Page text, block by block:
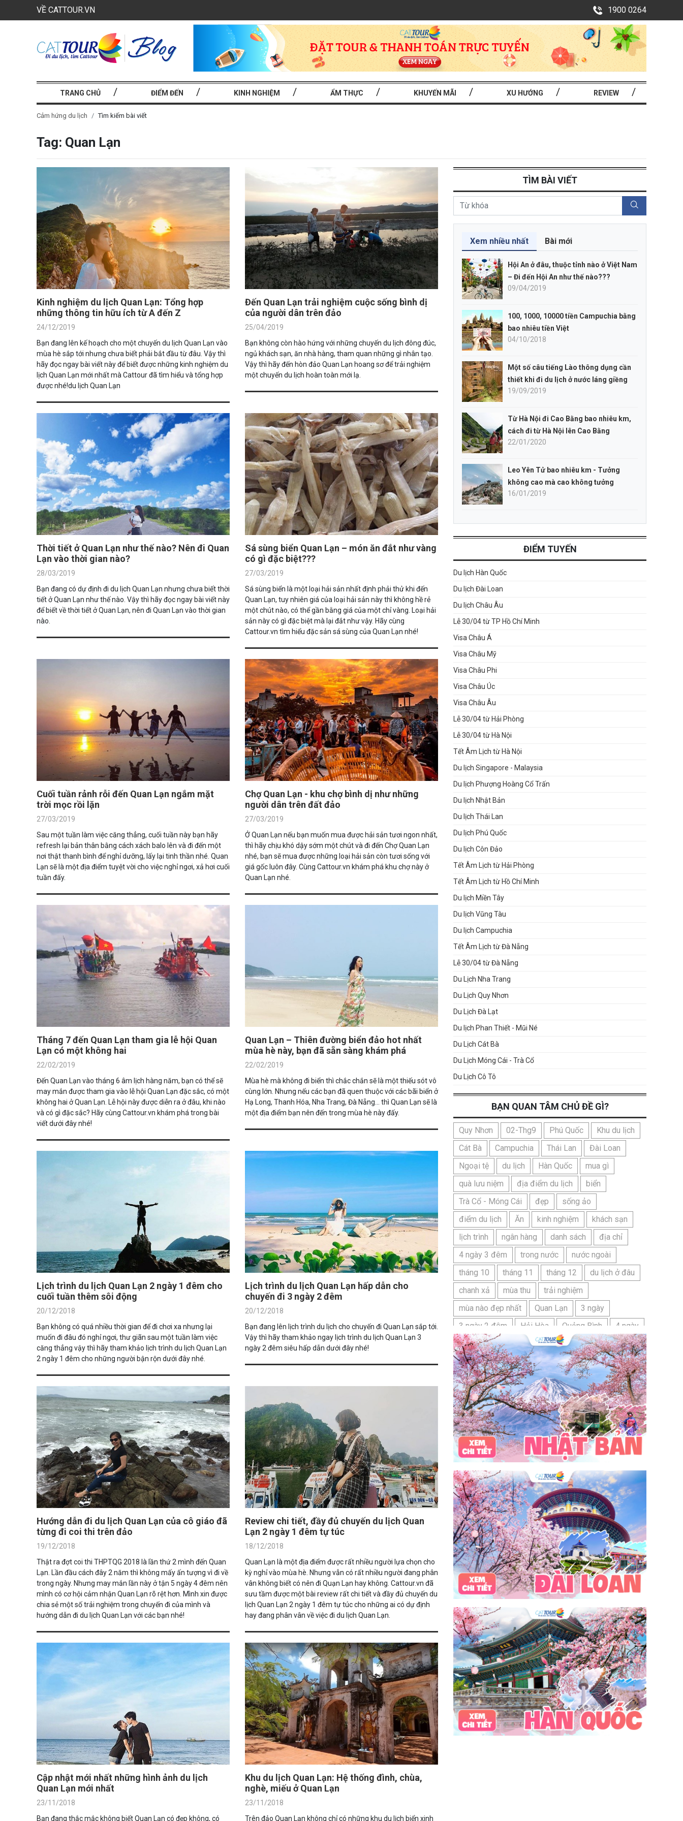
VỀ CATTOUR.VN 1900 0264
TRANG CHỦ ĐIỂM ĐẾN KINH NGHIỆM ẨM THỰC KHUYẾN MÃI XU HƯỚNG REVIEW
Cảm hứng du lịch Tìm kiếm bài viết
Tag: Quan Lạn
Kinh nghiệm du lịch Quan Lạn: Tổng hợp
những thông tin hữu ích từ A đến Z
24/12/2019
Bạn đang lên kế hoạch cho một chuyến du lịch Quan Lạn vào
mùa hè sắp tới nhưng chưa biết phải bắt đầu từ đâu. Vậy thì
hãy đọc ngay bài viết này để biết được những kinh nghiệm du
lịch Quan Lạn mới nhất mà Cattour đã tìm hiểu và tổng hợp
được nhé!du lịch Quan Lạn
Đến Quan Lạn trải nghiệm cuộc sống bình dị
của người dân trên đảo
25/04/2019
Bạn không còn hào hứng với những chuyến du lịch đông đúc,
ngủ khách sạn, ăn nhà hàng, tham quan những gì nhân tạo.
Vậy thì hãy đến hòn đảo Quan Lạn hoang sơ để trải nghiệm
một chuyến du lịch hoàn toàn mới lạ.
Thời tiết ở Quan Lạn như thế nào? Nên đi Quan
Lạn vào thời gian nào?
28/03/2019
Bạn đang có dự định đi du lịch Quan Lạn nhưng chưa biết thời
tiết ở Quan Lạn như thế nào. Vậy thì hãy đọc ngay bài viết này
để biết về thời tiết ở Quan Lạn, nên đi Quan Lạn vào thời gian
nào.
Sá sùng biển Quan Lạn – món ăn đắt như vàng
có gì đặc biệt???
27/03/2019
Sá sùng biển là một loại hải sản nhất định phải thử khi đến
Quan Lạn, tuy nhiên giá của loại hải sản này thì không hề rẻ
một chút nào, có thể gần bằng giá của một chỉ vàng. Loại hải
sản này có gì đặc biệt mà lại đắt như vậy. Hãy cùng
Cattour.vn tìm hiểu đặc sản sá sùng của Quan Lạn nhé!
Cuối tuần rảnh rỗi đến Quan Lạn ngắm mặt
trời mọc rồi lặn
27/03/2019
Sau một tuần làm việc căng thẳng, cuối tuần này bạn hãy
refresh lại bản thân bằng cách xách balo lên và đi đến một
nơi thật thanh bình để nghỉ dưỡng, lấy lại tinh thần nhé. Quan
Lạn sẽ là một địa điểm tuyệt vời cho việc nghỉ ngơi, xả hơi cuối
tuần đấy.
Chợ Quan Lạn - khu chợ bình dị như những
người dân trên đất đảo
27/03/2019
Ở Quan Lạn nếu bạn muốn mua được hải sản tươi ngon nhất,
thì hãy chịu khó dậy sớm một chút và đi đến Chợ Quan Lạn
nhé, bạn sẽ mua được những loại hải sản còn tươi sống với
giá gốc luôn đây. Cùng Cattour.vn khám phá khu chợ này ở
Quan Lạn nhé.
Tháng 7 đến Quan Lạn tham gia lễ hội Quan
Lạn có một không hai
22/02/2019
Đến Quan Lạn vào tháng 6 âm lịch hàng năm, bạn có thể sẽ
may mắn được tham gia vào lễ hội Quan Lạn đặc sắc, có một
không hai ở Quan Lạn. Lễ hội này được diễn ra ở đâu, khi nào
và có gì đặc sắc? Hãy cùng Cattour.vn khám phá trong bài
viết dưới đây nhé!
Quan Lạn – Thiên đường biển đảo hot nhất
mùa hè này, bạn đã sẵn sàng khám phá
22/02/2019
Mùa hè mà không đi biển thì chắc chắn sẽ là một thiếu sót vô
cùng lớn. Nhưng nếu các bạn đã quen thuộc với các bãi biển ở
Hạ Long, Thanh Hóa, Nha Trang, Đà Nẵng... thì Quan Lạn sẽ là
một địa điểm bạn nên đến trong mùa hè này đấy.
Lịch trình du lịch Quan Lạn 2 ngày 1 đêm cho
cuối tuần thêm sôi động
20/12/2018
Bạn không có quá nhiều thời gian để đi chơi xa nhưng lại
muốn đi đâu đó nghỉ ngơi, thư giãn sau một tuần làm việc
căng thẳng vậy thì hãy tham khảo lịch trình du lịch Quan Lạn
2 ngày 1 đêm cho những người bận rộn dưới đây nhé.
Lịch trình du lịch Quan Lạn hấp dẫn cho
chuyến đi 3 ngày 2 đêm
20/12/2018
Bạn đang lên lịch trình du lịch cho chuyến đi Quan Lạn sắp tới.
Vậy thì hãy tham khảo ngay lịch trình du lịch Quan Lạn 3
ngày 2 đêm siêu hấp dẫn dưới đây nhé!
Hướng dẫn đi du lịch Quan Lạn của cô giáo đã
từng đi coi thi trên đảo
19/12/2018
Thật ra đợt coi thi THPTQG 2018 là lần thứ 2 mình đến Quan
Lạn. Lần đầu cách đây 2 năm thì không mấy ấn tượng vì đi về
trong ngày. Nhưng may mắn lần này ở tận 5 ngày 4 đêm nên
mình có cơ hội cảm nhận Quan Lạn rõ rệt hơn. Mình xin được
chia sẻ một số trải nghiệm trong chuyến đi của mình và
hướng dẫn đi du lịch Quan Lạn với các bạn nhé!
Review chi tiết, đầy đủ chuyến du lịch Quan
Lạn 2 ngày 1 đêm tự túc
18/12/2018
Quan Lạn là một địa điểm được rất nhiều người lựa chọn cho
kỳ nghỉ vào mùa hè. Nhưng vẫn có rất nhiều người đang phân
vân không biết có nên đi Quạn Lạn hay không. Cattour.vn đã
sưu tầm được một bài review rất chi tiết và đầy đủ chuyến du
lịch Quan Lạn 2 ngày 1 đêm tự túc cho những ai có dự định
hay đang phân vân về việc đi du lịch Quan Lạn.
Cập nhật mới nhất những hình ảnh du lịch
Quan Lạn mới nhất
23/11/2018
Bạn đang thắc mắc không biết Quan Lạn có đẹp không, có
Khu du lịch Quan Lạn: Hệ thống đình, chùa,
nghè, miếu ở Quan Lạn
23/11/2018
Trên đảo Quan Lạn không chỉ có những khu du lịch biển xinh
TÌM BÀI VIẾT
Xem nhiều nhất Bài mới
Hội An ở đâu, thuộc tỉnh nào ở Việt Nam
– Đi đến Hội An như thế nào???
09/04/2019
100, 1000, 10000 tiền Campuchia bằng
bao nhiêu tiền Việt
04/10/2018
Một số câu tiếng Lào thông dụng cần
thiết khi đi du lịch ở nước láng giềng
19/09/2019
Từ Hà Nội đi Cao Bằng bao nhiêu km,
cách đi từ Hà Nội lên Cao Bằng
22/01/2020
Leo Yên Tử bao nhiêu km - Tưởng
không cao mà cao không tưởng
16/01/2019
ĐIỂM TUYẾN
Du lịch Hàn Quốc
Du lịch Đài Loan
Du lịch Châu Âu
Lễ 30/04 từ TP Hồ Chí Minh
Visa Châu Á
Visa Châu Mỹ
Visa Châu Phi
Visa Châu Úc
Visa Châu Âu
Lễ 30/04 từ Hải Phòng
Lễ 30/04 từ Hà Nội
Tết Âm Lịch từ Hà Nội
Du lịch Singapore - Malaysia
Du lịch Phượng Hoàng Cổ Trấn
Du lịch Nhật Bản
Du lịch Thái Lan
Du lịch Phú Quốc
Du lịch Côn Đảo
Tết Âm Lịch từ Hải Phòng
Tết Âm Lịch từ Hồ Chí Minh
Du lịch Miền Tây
Du lịch Vũng Tàu
Du lịch Campuchia
Tết Âm Lịch từ Đà Nẵng
Lễ 30/04 từ Đà Nẵng
Du Lịch Nha Trang
Du Lịch Quy Nhơn
Du Lịch Đà Lạt
Du lịch Phan Thiết - Mũi Né
Du Lịch Cát Bà
Du Lịch Móng Cái - Trà Cổ
Du Lịch Cô Tô
BẠN QUAN TÂM CHỦ ĐỀ GÌ?
Quy Nhơn 02-Thg9 Phú Quốc
Khu du lịch
Cát Bà
Campuchia Thái Lan
Đài Loan
Ngoại tệ
du lịch Hàn Quốc
mua gì
quà lưu niệm
địa điểm du lịch
biển
Trà Cổ - Móng Cái
đẹp
sống ảo
điểm du lịch
Ăn kinh nghiệm
khách sạn
lịch trình
ngân hàng danh sách
địa chỉ
4 ngày 3 đêm
trong nước
nước ngoài
tháng 10
tháng 11 tháng 12
du lịch ở đâu
chanh xả
mùa thu
trải nghiệm
mùa nào đẹp nhất
Quan Lạn
3 ngày
3 ngày 2 đêm
Hải Hòa Quảng Bình
4 ngày
Bangkok
Bí quyết Hải Tiến
Ninh Bình
Nhật Bản
du lịch sầm sơn cần chuẩn bị gì
bãi tắm sấm sơn
đặc sản sầm sơn
đặc sản du lịch sầm sơn
tour du lịch 3 ngày 2 đêm
hải sản
Đảo Lan Châu
Cẩm nang du lịch Của Lò
chợ Cửa Lò
tour du lịch Cửa Lò
Hạ Long
Đảo Hòn Ngư
Đảo Song Ngư
ATM
mới nhất
cẩm nang du lịch sầm sơn
ô tô
phượt 99k buffet
lẩu
Tuyển dụng
Nhân viên Visa Cát Bà.
Cô Tô
miền Bắc
miền Trung
miền Nam
đền độc cước
chi phí giá
chợ
mùa đông
món ngon quà vặt
Chơi gì
câu mực đêm
Dù bay
Lặn biển
Vinpearl Cửa Hội
Water Fun
Công viên nước
Nhà phao
Quê Bác
tour Cửa Lò 2 ngày 1 đêm
Tuần Châu
Tàu Hỏa
Du lịch Cửa Lò 2 ngày 1 đêm
chùa Hương
hoa anh đào
Tết Nguyên Đán
Sài Gòn
Tết dương
Mộc Châu Sapa
Yên Tử
Tam Chúc
chùa Tam Chúc
Chrismas